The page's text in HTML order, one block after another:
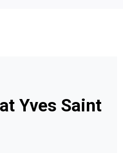
Yves Saint